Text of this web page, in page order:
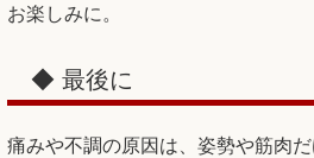
お楽しみに。
◆ 最後に
痛みや不調の原因は、姿勢や筋肉だ